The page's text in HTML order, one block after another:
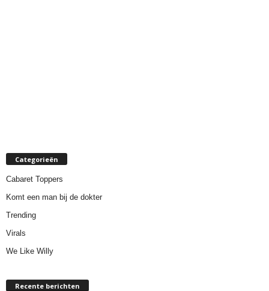
Categorieën
Cabaret Toppers
Komt een man bij de dokter
Trending
Virals
We Like Willy
Recente berichten